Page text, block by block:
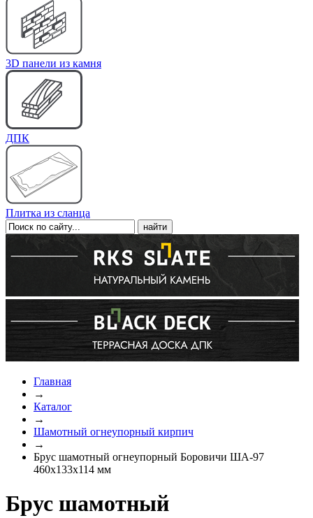
3D панели из камня
ДПК
Плитка из сланца
Главная
→
Каталог
→
Шамотный огнеупорный кирпич
→
Брус шамотный огнеупорный Боровичи ША-97
460х133х114 мм
Брус шамотный